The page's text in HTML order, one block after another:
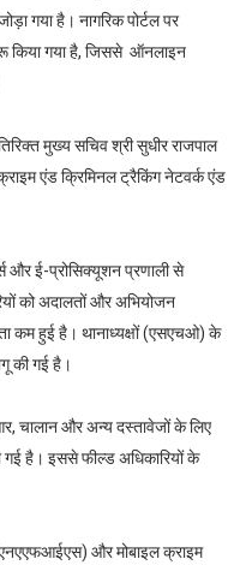
गया है। नागरिक पोर्टल पर
किया गया है, जिससे ऑनलाइन
मुख्य सचिव श्री सुधीर राजपाल
एंड क्रिमिनल ट्रैकिंग नेटवर्क एंड
और ई-प्रोसिक्यूशन प्रणाली से
को अदालतों और अभियोजन
कम हुई है। थानाध्यक्षों (एसएचओ) के
की गई है।
चालान और अन्य दस्तावेजों के लिए
गई है। इससे फील्ड अधिकारियों के
(एनएएफआईएस) और मोबाइल क्राइम